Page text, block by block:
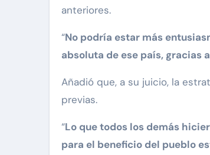
anteriores.
“No podría estar más
absoluta de ese país, gracias
Añadió que, a su juicio, la
previas.
“Lo que todos los demás
para el beneficio del pueblo